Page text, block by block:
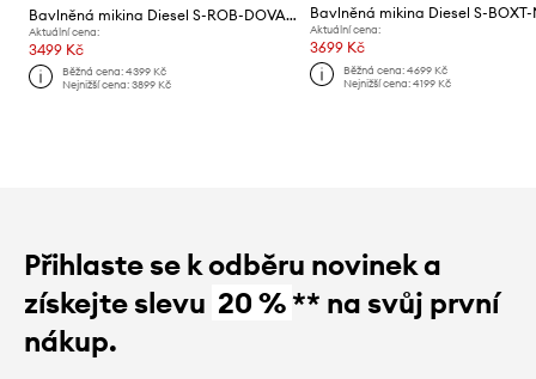
Bavlněná mikina Diesel S-ROB-DOVAL-PJ
Aktuální cena:
3499 Kč
Běžná cena:4399 Kč
Nejnižší cena:3899 Kč
Bavlněná mikina Diesel S-
Aktuální cena:
3699 Kč
Běžná cena: 4699 Kč
Nejnižší cena: 4199 Kč
Přihlaste se k odběru novinek a
získejte slevu 20 %** na svůj první
nákup.